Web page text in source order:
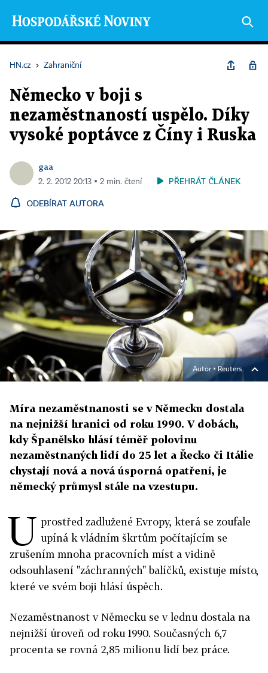
HN.cz › Zahraniční
Německo v boji s
nezaměstnaností uspělo. Díky
vysoké poptávce z Číny i Ruska
gaa
2. 2. 2012 20:13 ▪ 2 min. čtení PŘEHRÁT ČLÁNEK
ODEBÍRAT AUTORA
Autor ▪Reuters
Míra nezaměstnanosti se v Německu dostala
na nejnižší hranici od roku 1990. V dobách,
kdy Španělsko hlásí téměř polovinu
nezaměstnaných lidí do 25 let a Řecko či Itálie
chystají nová a nová úsporná opatření, je
německý průmysl stále na vzestupu.
U prostřed zadlužené Evropy, která se zoufale
upíná k vládním škrtům počítajícím se
zrušením mnoha pracovních míst a vidině
odsouhlasení "záchranných" balíčků, existuje místo,
které ve svém boji hlásí úspěch.
Nezaměstnanost v Německu se v lednu dostala na
nejnižší úroveň od roku 1990. Současných 6,7
procenta se rovná 2,85 milionu lidí bez práce.